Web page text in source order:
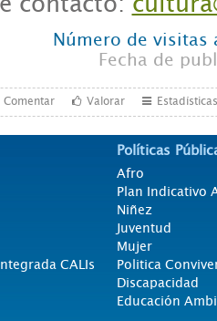
Número de visitas
Fecha de
Comentar Valorar Estadísticas
CALIs
Políticas
Afro
Plan Indicativo
Niñez
Juventud
Mujer
Politica
Discapacidad
Educación